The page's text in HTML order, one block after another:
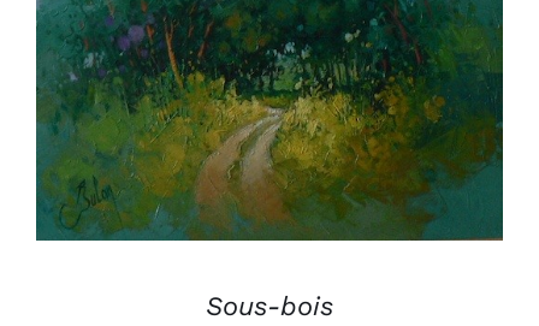
AJOUTER AU PANIER
/
DÉTAILS
Sous-bois